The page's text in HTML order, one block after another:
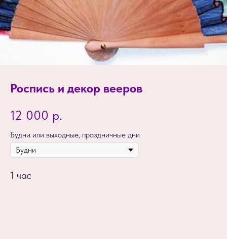
Роспись и декор вееров
12 000 р.
Будни или выходные, праздничные дни
1 час